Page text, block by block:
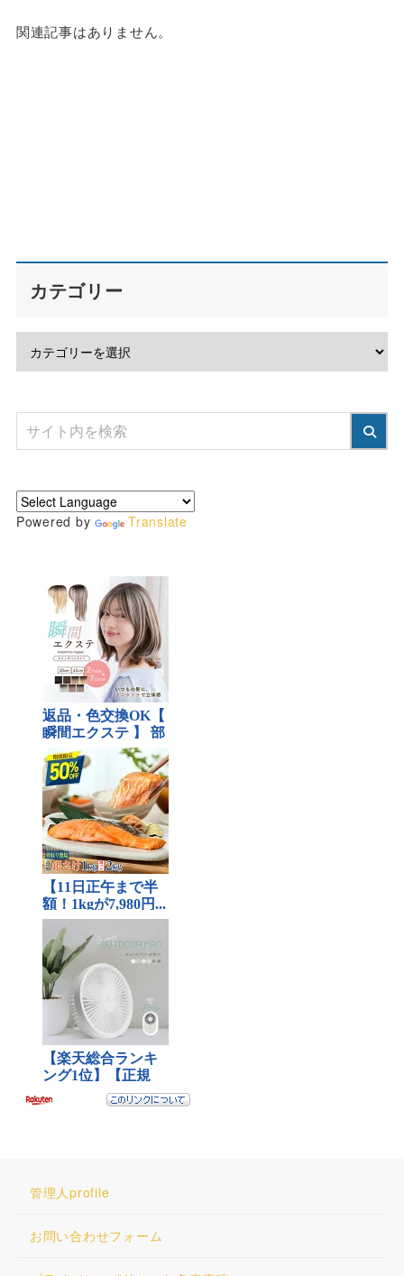
関連記事はありません。
カテゴリー
Powered by Translate
管理人profile
お問い合わせフォーム